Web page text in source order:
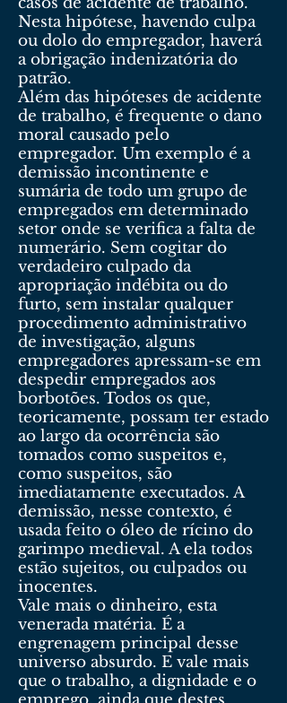
Nesta hipótese, havendo culpa
ou dolo do empregador, haverá
a obrigação indenizatória do
patrão.
Além das hipóteses de acidente
de trabalho, é frequente o dano
moral causado pelo
empregador. Um exemplo é a
demissão incontinente e
sumária de todo um grupo de
empregados em determinado
setor onde se verifica a falta de
numerário. Sem cogitar do
verdadeiro culpado da
apropriação indébita ou do
furto, sem instalar qualquer
procedimento administrativo
de investigação, alguns
empregadores apressam-se em
despedir empregados aos
borbotões. Todos os que,
teoricamente, possam ter estado
ao largo da ocorrência são
tomados como suspeitos e,
como suspeitos, são
imediatamente executados. A
demissão, nesse contexto, é
usada feito o óleo de rícino do
garimpo medieval. A ela todos
estão sujeitos, ou culpados ou
inocentes.
Vale mais o dinheiro, esta
venerada matéria. É a
engrenagem principal desse
universo absurdo. E vale mais
que o trabalho, a dignidade e o